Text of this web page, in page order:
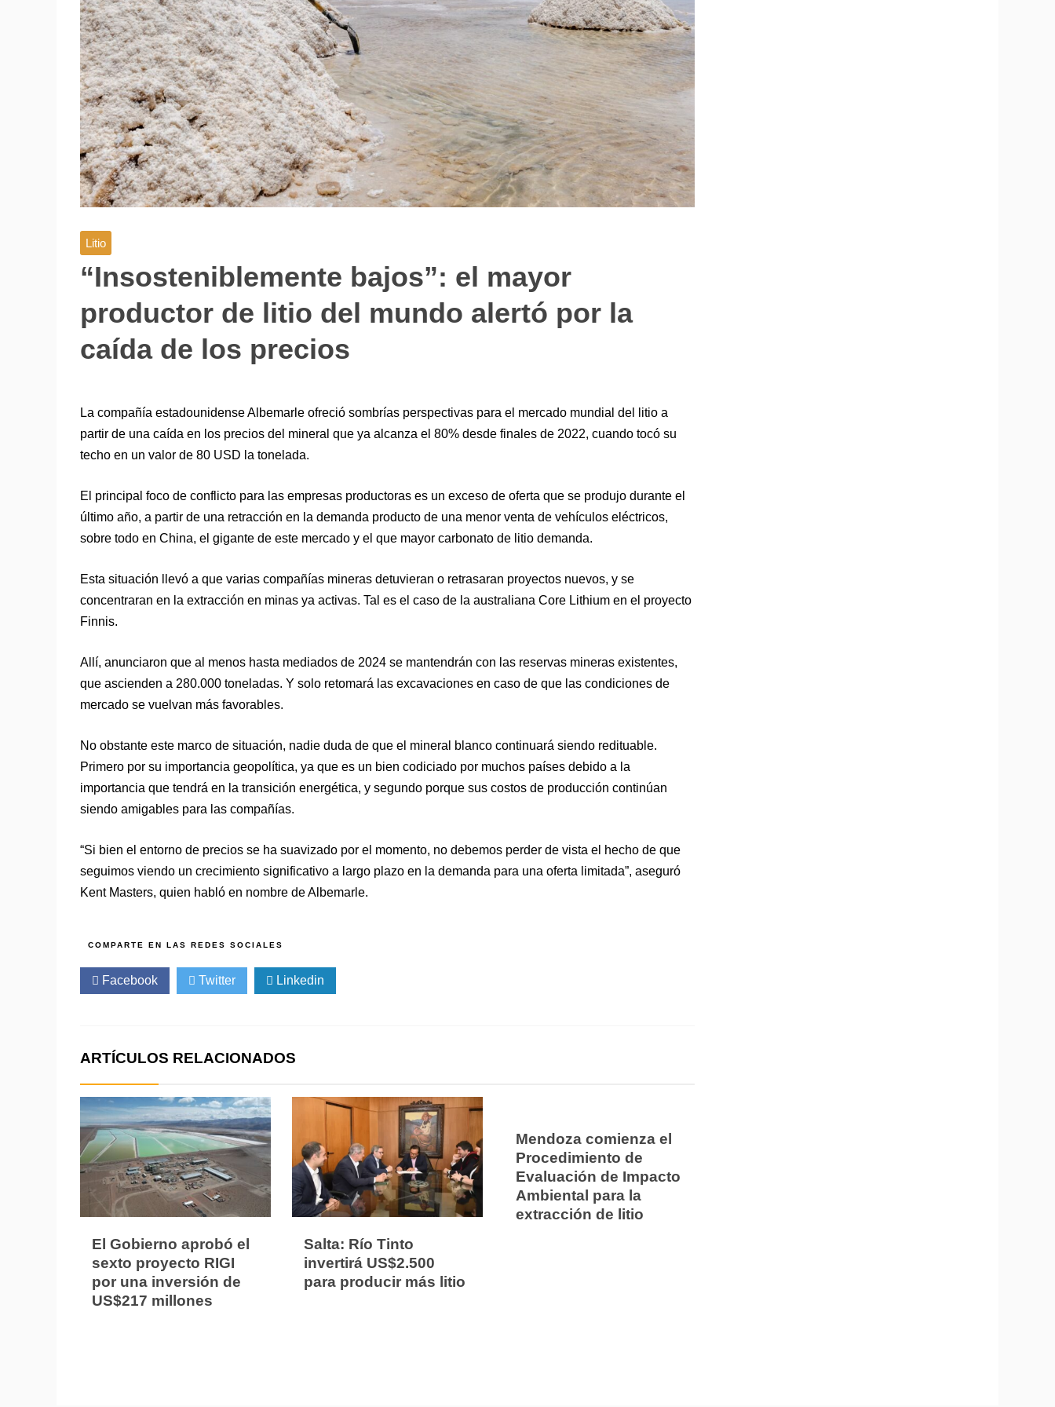
Litio
“Insosteniblemente bajos”: el mayor
productor de litio del mundo alertó por la
caída de los precios
La compañía estadounidense Albemarle ofreció sombrías perspectivas para el mercado mundial del litio a
partir de una caída en los precios del mineral que ya alcanza el 80% desde finales de 2022, cuando tocó su
techo en un valor de 80 USD la tonelada.
El principal foco de conflicto para las empresas productoras es un exceso de oferta que se produjo durante el
último año, a partir de una retracción en la demanda producto de una menor venta de vehículos eléctricos,
sobre todo en China, el gigante de este mercado y el que mayor carbonato de litio demanda.
Esta situación llevó a que varias compañías mineras detuvieran o retrasaran proyectos nuevos, y se
concentraran en la extracción en minas ya activas. Tal es el caso de la australiana Core Lithium en el proyecto
Finnis.
Allí, anunciaron que al menos hasta mediados de 2024 se mantendrán con las reservas mineras existentes,
que ascienden a 280.000 toneladas. Y solo retomará las excavaciones en caso de que las condiciones de
mercado se vuelvan más favorables.
No obstante este marco de situación, nadie duda de que el mineral blanco continuará siendo redituable.
Primero por su importancia geopolítica, ya que es un bien codiciado por muchos países debido a la
importancia que tendrá en la transición energética, y segundo porque sus costos de producción continúan
siendo amigables para las compañías.
“Si bien el entorno de precios se ha suavizado por el momento, no debemos perder de vista el hecho de que
seguimos viendo un crecimiento significativo a largo plazo en la demanda para una oferta limitada”, aseguró
Kent Masters, quien habló en nombre de Albemarle.
Facebook Twitter Linkedin
ARTÍCULOS RELACIONADOS
El Gobierno aprobó el
sexto proyecto RIGI
por una inversión de
US$217 millones
Salta: Río Tinto
invertirá US$2.500
para producir más litio
Mendoza comienza el
Procedimiento de
Evaluación de Impacto
Ambiental para la
extracción de litio